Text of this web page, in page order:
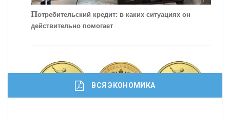
Потребительский кредит: в каких ситуациях он
действительно помогает
ВСЯ ЭКОНОМИКА